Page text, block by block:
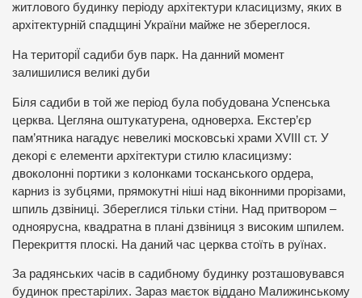
житлового будинку періоду архітектури класицизму, яких в
архітектурній спадщині України майже не збереглося.
На територіЇ садиби був парк. На данний момент
залишилися великі дуби
Біля садиби в той же період була побудована Успенська
церква. Цегляна оштукатурена, одноверха. Екстер’єр
пам’ятника нагадує невеликі московські храми XVIII ст. У
декорі є елементи архітектури стилю класицизму:
двоколонні портики з колонками тосканського ордера,
карниз із зубцями, прямокутні ніші над віконними прорізами,
шпиль дзвіниці. Збереглися тільки стіни. Над притвором –
одноярусна, квадратна в плані дзвіниця з високим шпилем.
Перекриття плоскі. На даний час церква стоїть в руїнах.
За радянських часів в садибному будинку розташовувався
будинок престарілих. Зараз маєток віддано Малижинському